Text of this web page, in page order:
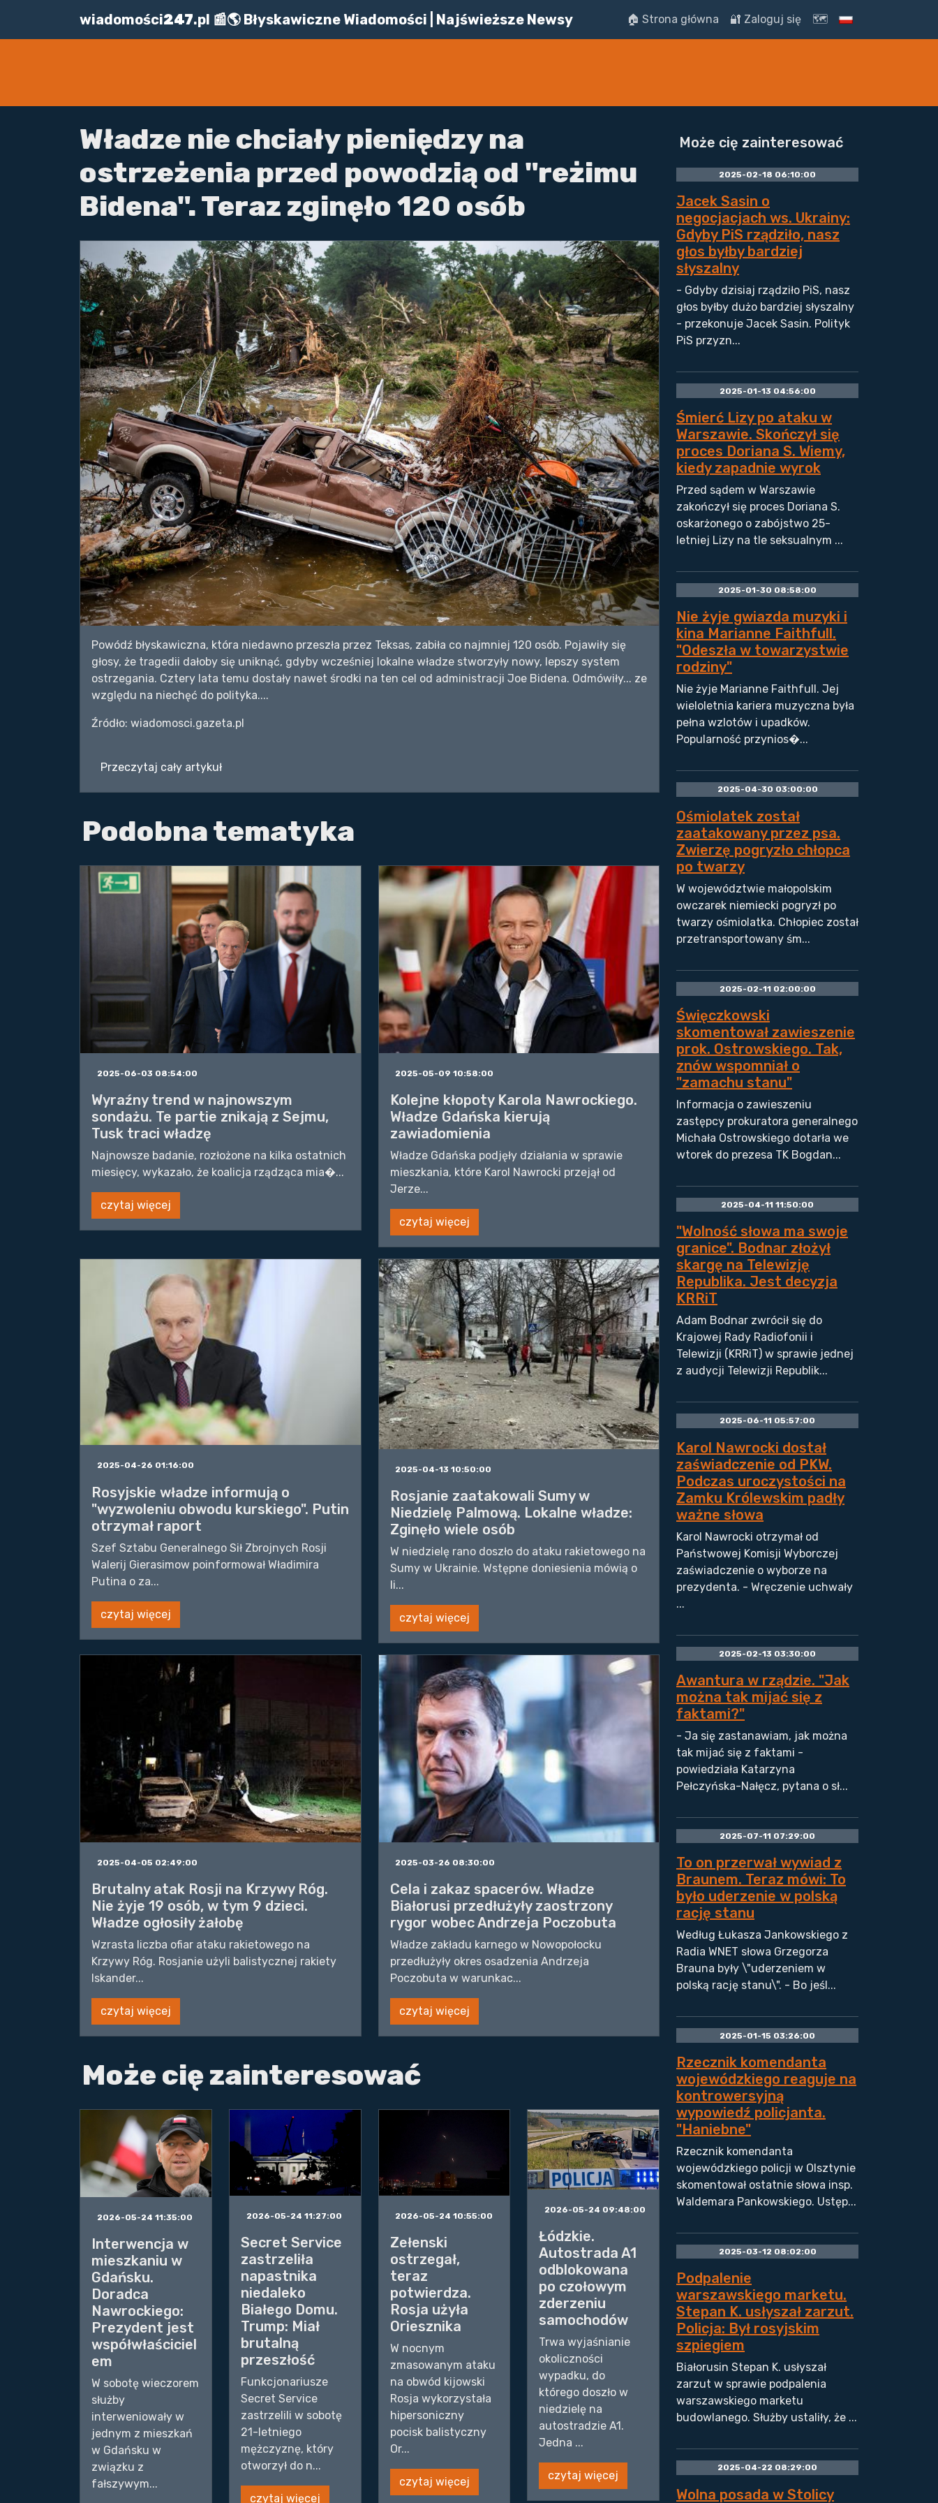
wiadomości247.pl 📰🌎 Błyskawiczne Wiadomości | Najświeższe Newsy 🏠 Strona główna 🔐 Zaloguj się 🗺️
Władze nie chciały pieniędzy na
ostrzeżenia przed powodzią od "reżimu
Bidena". Teraz zginęło 120 osób
Powódź błyskawiczna, która niedawno przeszła przez Teksas, zabiła co najmniej 120 osób. Pojawiły się
głosy, że tragedii dałoby się uniknąć, gdyby wcześniej lokalne władze stworzyły nowy, lepszy system
ostrzegania. Cztery lata temu dostały nawet środki na ten cel od administracji Joe Bidena. Odmówiły... ze
względu na niechęć do polityka....
Źródło: wiadomosci.gazeta.pl
Przeczytaj cały artykuł
Podobna tematyka
2025-06-03 08:54:00
Wyraźny trend w najnowszym
sondażu. Te partie znikają z Sejmu,
Tusk traci władzę
Najnowsze badanie, rozłożone na kilka ostatnich
miesięcy, wykazało, że koalicja rządząca mia�...
czytaj więcej
2025-05-09 10:58:00
Kolejne kłopoty Karola Nawrockiego.
Władze Gdańska kierują
zawiadomienia
Władze Gdańska podjęły działania w sprawie
mieszkania, które Karol Nawrocki przejął od
Jerze...
czytaj więcej
2025-04-26 01:16:00
Rosyjskie władze informują o
"wyzwoleniu obwodu kurskiego". Putin
otrzymał raport
Szef Sztabu Generalnego Sił Zbrojnych Rosji
Walerij Gierasimow poinformował Władimira
Putina o za...
czytaj więcej
2025-04-13 10:50:00
Rosjanie zaatakowali Sumy w
Niedzielę Palmową. Lokalne władze:
Zginęło wiele osób
W niedzielę rano doszło do ataku rakietowego na
Sumy w Ukrainie. Wstępne doniesienia mówią o
li...
czytaj więcej
2025-04-05 02:49:00
Brutalny atak Rosji na Krzywy Róg.
Nie żyje 19 osób, w tym 9 dzieci.
Władze ogłosiły żałobę
Wzrasta liczba ofiar ataku rakietowego na
Krzywy Róg. Rosjanie użyli balistycznej rakiety
Iskander...
czytaj więcej
2025-03-26 08:30:00
Cela i zakaz spacerów. Władze
Białorusi przedłużyły zaostrzony
rygor wobec Andrzeja Poczobuta
Władze zakładu karnego w Nowopołocku
przedłużyły okres osadzenia Andrzeja
Poczobuta w warunkac...
czytaj więcej
Może cię zainteresować
2026-05-24 11:35:00
Interwencja w
mieszkaniu w
Gdańsku.
Doradca
Nawrockiego:
Prezydent jest
współwłaściciel
em
W sobotę wieczorem
służby
interweniowały w
jednym z mieszkań
w Gdańsku w
związku z
fałszywym...
2026-05-24 11:27:00
Secret Service
zastrzeliła
napastnika
niedaleko
Białego Domu.
Trump: Miał
brutalną
przeszłość
Funkcjonariusze
Secret Service
zastrzelili w sobotę
21-letniego
mężczyznę, który
otworzył do n...
czytaj więcej
2026-05-24 10:55:00
Zełenski
ostrzegał,
teraz
potwierdza.
Rosja użyła
Oriesznika
W nocnym
zmasowanym ataku
na obwód kijowski
Rosja wykorzystała
hipersoniczny
pocisk balistyczny
Or...
czytaj więcej
2026-05-24 09:48:00
Łódzkie.
Autostrada A1
odblokowana
po czołowym
zderzeniu
samochodów
Trwa wyjaśnianie
okoliczności
wypadku, do
którego doszło w
niedzielę na
autostradzie A1.
Jedna ...
czytaj więcej
Może cię zainteresować
2025-02-18 06:10:00
Jacek Sasin o
negocjacjach ws. Ukrainy:
Gdyby PiS rządziło, nasz
głos byłby bardziej
słyszalny
- Gdyby dzisiaj rządziło PiS, nasz
głos byłby dużo bardziej słyszalny
- przekonuje Jacek Sasin. Polityk
PiS przyzn...
2025-01-13 04:56:00
Śmierć Lizy po ataku w
Warszawie. Skończył się
proces Doriana S. Wiemy,
kiedy zapadnie wyrok
Przed sądem w Warszawie
zakończył się proces Doriana S.
oskarżonego o zabójstwo 25-
letniej Lizy na tle seksualnym ...
2025-01-30 08:58:00
Nie żyje gwiazda muzyki i
kina Marianne Faithfull.
"Odeszła w towarzystwie
rodziny"
Nie żyje Marianne Faithfull. Jej
wieloletnia kariera muzyczna była
pełna wzlotów i upadków.
Popularność przynios�...
2025-04-30 03:00:00
Ośmiolatek został
zaatakowany przez psa.
Zwierzę pogryzło chłopca
po twarzy
W województwie małopolskim
owczarek niemiecki pogryzł po
twarzy ośmiolatka. Chłopiec został
przetransportowany śm...
2025-02-11 02:00:00
Święczkowski
skomentował zawieszenie
prok. Ostrowskiego. Tak,
znów wspomniał o
"zamachu stanu"
Informacja o zawieszeniu
zastępcy prokuratora generalnego
Michała Ostrowskiego dotarła we
wtorek do prezesa TK Bogdan...
2025-04-11 11:50:00
"Wolność słowa ma swoje
granice". Bodnar złożył
skargę na Telewizję
Republika. Jest decyzja
KRRiT
Adam Bodnar zwrócił się do
Krajowej Rady Radiofonii i
Telewizji (KRRiT) w sprawie jednej
z audycji Telewizji Republik...
2025-06-11 05:57:00
Karol Nawrocki dostał
zaświadczenie od PKW.
Podczas uroczystości na
Zamku Królewskim padły
ważne słowa
Karol Nawrocki otrzymał od
Państwowej Komisji Wyborczej
zaświadczenie o wyborze na
prezydenta. - Wręczenie uchwały
...
2025-02-13 03:30:00
Awantura w rządzie. "Jak
można tak mijać się z
faktami?"
- Ja się zastanawiam, jak można
tak mijać się z faktami -
powiedziała Katarzyna
Pełczyńska-Nałęcz, pytana o sł...
2025-07-11 07:29:00
To on przerwał wywiad z
Braunem. Teraz mówi: To
było uderzenie w polską
rację stanu
Według Łukasza Jankowskiego z
Radia WNET słowa Grzegorza
Brauna były \"uderzeniem w
polską rację stanu\". - Bo jeśl...
2025-01-15 03:26:00
Rzecznik komendanta
wojewódzkiego reaguje na
kontrowersyjną
wypowiedź policjanta.
"Haniebne"
Rzecznik komendanta
wojewódzkiego policji w Olsztynie
skomentował ostatnie słowa insp.
Waldemara Pankowskiego. Ustęp...
2025-03-12 08:02:00
Podpalenie
warszawskiego marketu.
Stepan K. usłyszał zarzut.
Policja: Był rosyjskim
szpiegiem
Białorusin Stepan K. usłyszał
zarzut w sprawie podpalenia
warszawskiego marketu
budowlanego. Służby ustaliły, że ...
2025-04-22 08:29:00
Wolna posada w Stolicy